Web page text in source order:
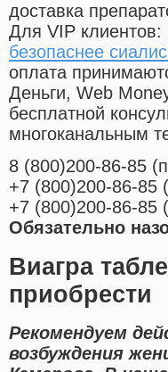
доставка
Для VIP
безопаснее
оплата
Деньги, Web
бесплатной
многоканальным
8 (800)200-86-85 (
+7 (800)200-86-85 (
+7 (800)200-86-85 (
Обязательно
Виагра
приобрести
Рекомендуем
возбуждения